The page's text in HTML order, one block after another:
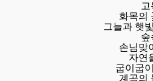
화목의
그늘과 햇
숲
손님맞
자연
굽이굽
계곡의